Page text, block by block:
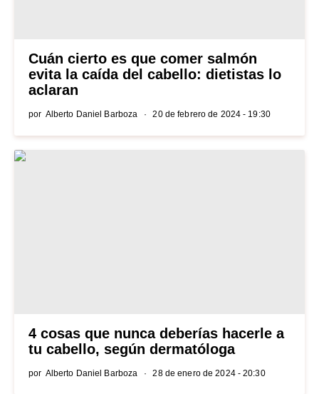
Cuán cierto es que comer salmón
evita la caída del cabello: dietistas lo
aclaran
por Alberto Daniel Barboza 20 de febrero de 2024 - 19:30
4 cosas que nunca deberías hacerle a
tu cabello, según dermatóloga
por Alberto Daniel Barboza 28 de enero de 2024 - 20:30